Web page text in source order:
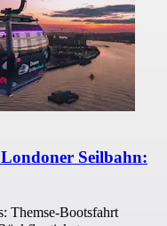
Seilbahn:
Themse-Bootsfahrt